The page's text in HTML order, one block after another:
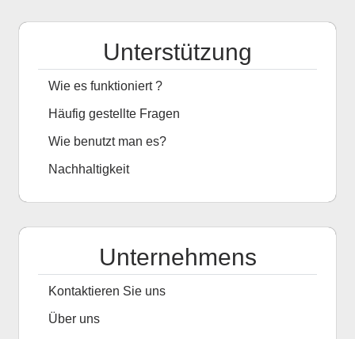
Unterstützung
Wie es funktioniert ?
Häufig gestellte Fragen
Wie benutzt man es?
Nachhaltigkeit
Unternehmens
Kontaktieren Sie uns
Über uns